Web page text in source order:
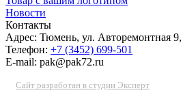
Новости
Контакты
Адрес: Тюмень, ул. Авторемонтная
Телефон: +7 (3452) 699-501
E-mail: pak@pak72.ru
Сайт разработан в студии Эксперт